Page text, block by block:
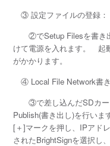
③ 設定ファイルの登録：
②でSetup Filesを書き出
けて電源を入れます。 起
がかかります。
④ Local File Network書き
③で差し込んだSDカー
Publish(書き出し)を行いま
[＋]マークを押し、IPアド
されたBrightSignを選択し、